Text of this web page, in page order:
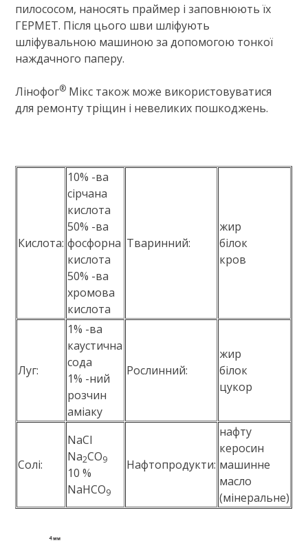
пилососом, наносять праймер і заповнюють їх
ГЕРМЕТ. Після цього шви шліфують
шліфувальною машиною за допомогою тонкої
наждачного паперу.
Лінофог® Мікс також може використовуватися
для ремонту тріщин і невеликих пошкоджень.
Кислота:
10% -ва
сірчана
кислота
50% -ва
фосфорна
кислота
50% -ва
хромова
кислота
Тваринний:
жир
білок
кров
Луг:
1% -ва
каустична
сода
1% -ний
розчин
аміаку
Рослинний:
жир
білок
цукор
Солі:
NaCl
Na2CO9
10 %
NaHCO9
Нафтопродукти:
нафту
керосин
машинне
масло
(мінеральне)